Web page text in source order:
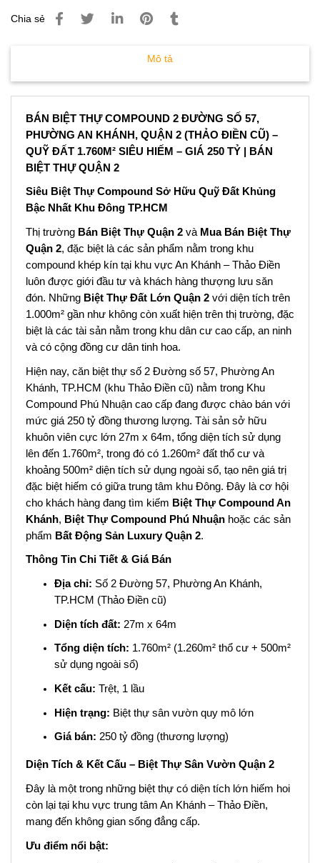
Chia sẻ
Mô tả
BÁN BIỆT THỰ COMPOUND 2 ĐƯỜNG SỐ 57,
PHƯỜNG AN KHÁNH, QUẬN 2 (THẢO ĐIỀN CŨ) –
QUỸ ĐẤT 1.760M² SIÊU HIẾM – GIÁ 250 TỶ | BÁN
BIỆT THỰ QUẬN 2
Siêu Biệt Thự Compound Sở Hữu Quỹ Đất Khủng
Bậc Nhất Khu Đông TP.HCM
Thị trường Bán Biệt Thự Quận 2 và Mua Bán Biệt Thự
Quận 2, đặc biệt là các sản phẩm nằm trong khu
compound khép kín tại khu vực An Khánh – Thảo Điền
luôn được giới đầu tư và khách hàng thượng lưu săn
đón. Những Biệt Thự Đất Lớn Quận 2 với diện tích trên
1.000m² gần như không còn xuất hiện trên thị trường, đặc
biệt là các tài sản nằm trong khu dân cư cao cấp, an ninh
và có cộng đồng cư dân tinh hoa.
Hiện nay, căn biệt thự số 2 Đường số 57, Phường An
Khánh, TP.HCM (khu Thảo Điền cũ) nằm trong Khu
Compound Phú Nhuận cao cấp đang được chào bán với
mức giá 250 tỷ đồng thương lượng. Tài sản sở hữu
khuôn viên cực lớn 27m x 64m, tổng diện tích sử dụng
lên đến 1.760m², trong đó có 1.260m² đất thổ cư và
khoảng 500m² diện tích sử dụng ngoài sổ, tạo nên giá trị
đặc biệt hiếm có giữa trung tâm khu Đông. Đây là cơ hội
cho khách hàng đang tìm kiếm Biệt Thự Compound An
Khánh, Biệt Thự Compound Phú Nhuận hoặc các sản
phẩm Bất Động Sản Luxury Quận 2.
Thông Tin Chi Tiết & Giá Bán
Địa chỉ: Số 2 Đường 57, Phường An Khánh,
TP.HCM (Thảo Điền cũ)
Diện tích đất: 27m x 64m
Tổng diện tích: 1.760m² (1.260m² thổ cư + 500m²
sử dụng ngoài sổ)
Kết cấu: Trệt, 1 lầu
Hiện trạng: Biệt thự sân vườn quy mô lớn
Giá bán: 250 tỷ đồng (thương lượng)
Diện Tích & Kết Cấu – Biệt Thự Sân Vườn Quận 2
Đây là một trong những biệt thự có diện tích lớn hiếm hoi
còn lại tại khu vực trung tâm An Khánh – Thảo Điền,
mang đến không gian sống đẳng cấp.
Ưu điểm nổi bật: